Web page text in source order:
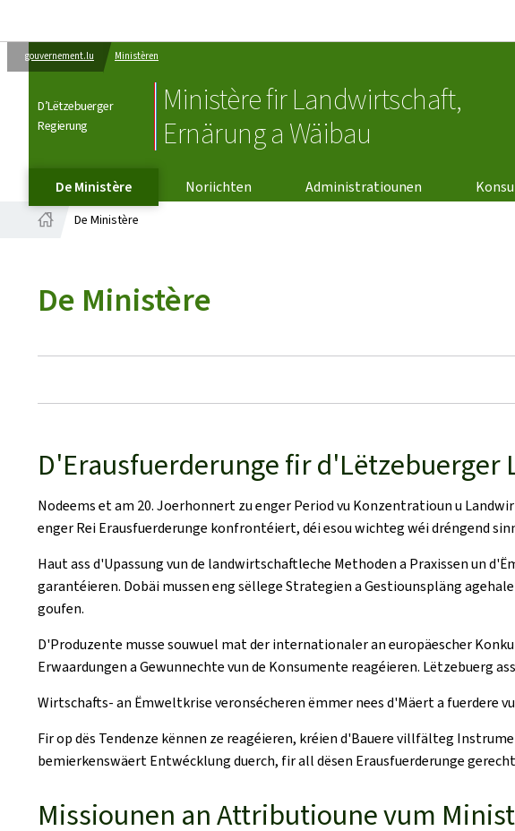
gouvernement.lu Ministèren
D’Lëtzebuerger
Regierung
Ministère fir Landwirtschaft,
Ernärung a Wäibau
De Ministère Noriichten Administratiounen
De Ministère
De Ministère
D'Erausfuerderunge fir d'Lëtzebuerger
Nodeems et am 20. Joerhonnert zu enger Period vu Konzentratioun u
enger Rei Erausfuerderunge konfrontéiert, déi esou wichteg wéi dréngend
Haut ass d'Upassung vun de landwirtschaftleche Methoden a Praxissen un
garantéieren. Dobäi mussen eng sëllege Strategien a Gestiounspläng
goufen.
D'Produzente musse souwuel mat der internationaler an europäescher
Erwaardungen a Gewunnechte vun de Konsumente reagéieren. Lëtzebuerg
Wirtschafts- an Ëmweltkrise veronsécheren ëmmer nees d'Mäert a fuerdere
Fir op dës Tendenze kënnen ze reagéieren, kréien d'Bauere villfälteg
bemierkenswäert Entwécklung duerch, fir all dësen Erausfuerderunge
Missiounen an Attributioune vum